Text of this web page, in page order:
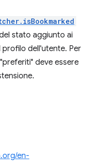
stato aggiunto ai
dell'utente. Per
deve essere
en-